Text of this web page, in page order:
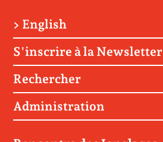
> English
S'inscrire à la Newsletter
Rechercher
Administration